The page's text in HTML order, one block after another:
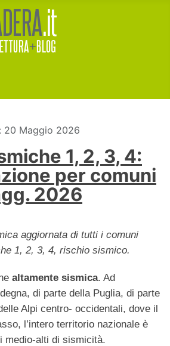
20 Maggio 2026
1, 2, 3, 4:
per comuni
2026
aggiornata di tutti i comuni
1, 2, 3, 4, rischio sismico.
altamente sismica. Ad
di parte della Puglia, di parte
Alpi centro- occidentali, dove il
l’intero territorio nazionale è
medio-alti di sismicità.